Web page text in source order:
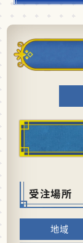
受注場所